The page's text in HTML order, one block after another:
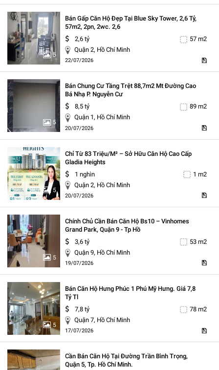
5
Bán Gấp Căn Hộ Đẹp Tại Blue Sky Tower, 2,6 Tỷ,
57m2, 2pn, 2wc. 2,6
2,6 tỷ
57 m2
Quận 2, Hồ Chí Minh
22/07/2026
5
Bán Chung Cư Tầng Trệt 88,7m2 Mt Đường Cao
Bá Nhạ P. Nguyễn Cư
8,5 tỷ
89 m2
Quận 1, Hồ Chí Minh
20/07/2026
5
Chỉ Từ 83 Triệu/m² – Sở Hữu Căn Hộ Cao Cấp
Gladia Heights
1 nghìn
1 m2
Quận 2, Hồ Chí Minh
20/07/2026
5
Chính Chủ Cần Bán Căn Hộ Bs10 – Vinhomes
Grand Park, Quận 9 - Tp Hồ
3,6 tỷ
53 m2
Quận 9, Hồ Chí Minh
19/07/2026
5
Bán Căn Hộ Hưng Phúc 1 Phú Mỹ Hưng. Giá 7,8
Tỷ Tl
7,8 tỷ
78 m2
Quận 7, Hồ Chí Minh
17/07/2026
Cần Bán Căn Hộ Tại Đường Trần Bình Trọng,
Quận 5, Tp. Hồ Chí Minh.